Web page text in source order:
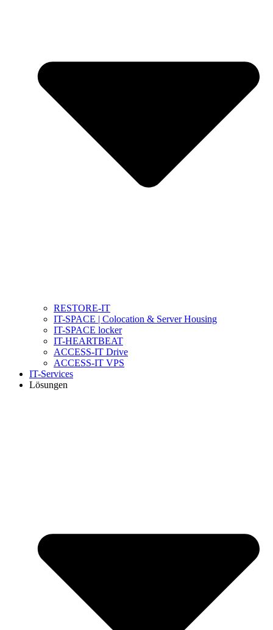
RESTORE-IT
IT-SPACE | Colocation & Server Housing
IT-SPACE locker
IT-HEARTBEAT
ACCESS-IT Drive
ACCESS-IT VPS
IT-Services
Lösungen